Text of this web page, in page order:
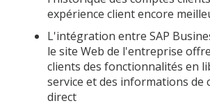
expérience client encore
L'intégration entre SAP
le site Web de l'entreprise
clients des fonctionnalités en
service et des informations de
direct